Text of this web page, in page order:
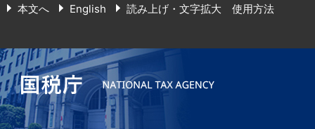
本文へ English 読み上げ・文字拡大 使用方法